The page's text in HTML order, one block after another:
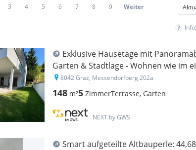
3 4 5 6 7 8 9 Weiter
Exklu­sive Hause­tage mit
Garten & Stadt­lage - Wohnen wie im
Haus"
8042 Graz, Messendorfberg 202a
148 m²5 ZimmerTerrasse, Garten
NEXT by GWS
Smart aufgeteilte Altbauperle: